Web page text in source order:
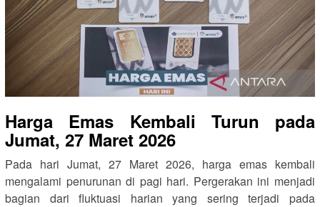
Harga Emas Kembali Turun pada
Jumat, 27 Maret 2026
Pada hari Jumat, 27 Maret 2026, harga emas kembali
mengalami penurunan di pagi hari. Pergerakan ini menjadi
bagian dari fluktuasi harian yang sering terjadi pada